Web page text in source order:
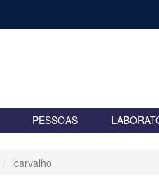
PESSOAS
lcarvalho